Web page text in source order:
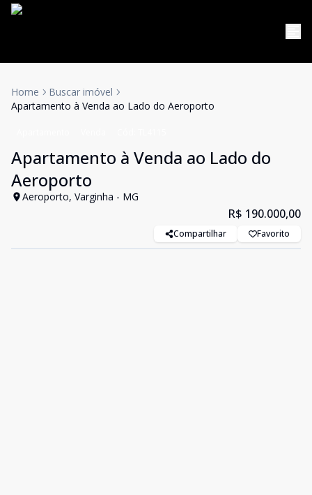
Home
Buscar imóvel
Apartamento à Venda ao Lado do Aeroporto
Apartamento à Venda ao Lado do
Aeroporto
Aeroporto, Varginha - MG
R$ 190.000,00
Compartilhar Favorito